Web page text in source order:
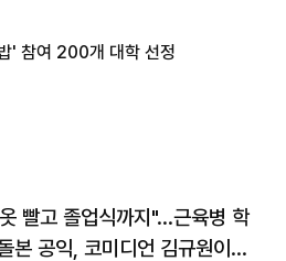
' 참여 200개 대학 선정
빨고 졸업식까지"…근육병 학
본 공익, 코미디언 김규원이었